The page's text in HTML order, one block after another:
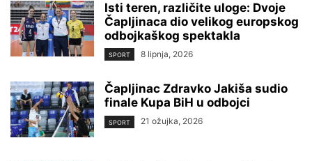
Isti teren, različite uloge: Dvoje
Čapljinaca dio velikog europskog
odbojkaškog spektakla
SPORT 8 lipnja, 2026
Čapljinac Zdravko Jakiša sudio
finale Kupa BiH u odbojci
SPORT 21 ožujka, 2026